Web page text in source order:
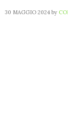
30 MAGGIO 2024 by